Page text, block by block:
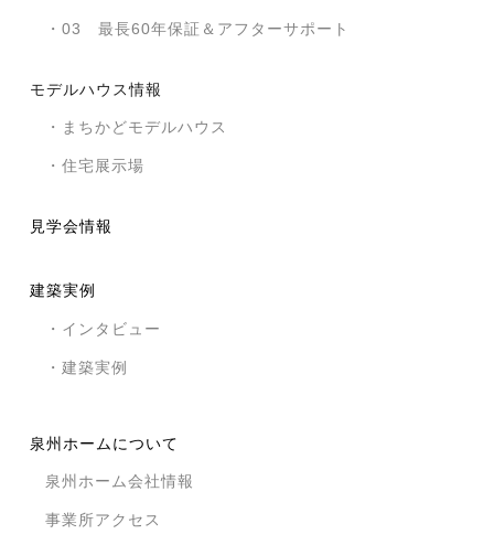
・03 最長60年保証＆アフターサポート
モデルハウス情報
・まちかどモデルハウス
・住宅展示場
見学会情報
建築実例
・インタビュー
・建築実例
泉州ホームについて
泉州ホーム会社情報
事業所アクセス